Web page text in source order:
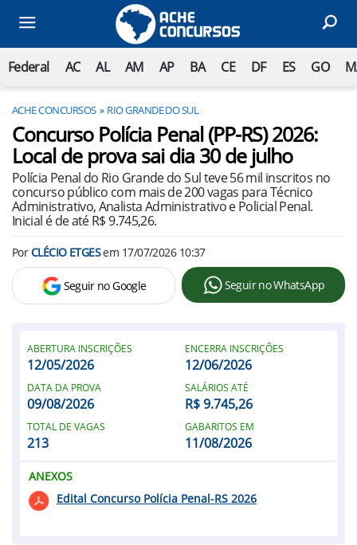
Federal AC AL AM AP BA CE DF ES GO
ACHE CONCURSOS RIO GRANDE DO SUL
Concurso Polícia Penal (PP-RS) 2026:
Local de prova sai dia 30 de julho
Polícia Penal do Rio Grande do Sul teve 56 mil inscritos no
concurso público com mais de 200 vagas para Técnico
Administrativo, Analista Administrativo e Policial Penal.
Inicial é de até R$ 9.745,26.
PorCLÉCIO ETGESem 17/07/2026 10:37
Seguir no Google Seguir no WhatsApp
ABERTURA INSCRIÇÕES
12/05/2026
ENCERRA INSCRIÇÕES
12/06/2026
DATA DA PROVA
09/08/2026
SALÁRIOS ATÉ
R$ 9.745,26
TOTAL DE VAGAS
213
GABARITOS EM
11/08/2026
ANEXOS
Edital Concurso Polícia Penal-RS 2026